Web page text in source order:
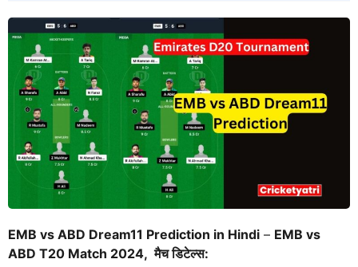
EMB vs ABD Dream11 Prediction in Hindi – EMB vs
ABD T20 Match 2024, मैच डिटेल्स: